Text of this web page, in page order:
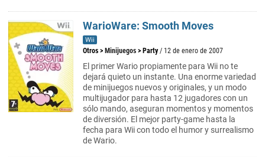
WarioWare: Smooth Moves
Wii
Otros > Minijuegos > Party / 12 de enero de 2007
El primer Wario propiamente para Wii no te
dejará quieto un instante. Una enorme variedad
de minijuegos nuevos y originales, y un modo
multijugador para hasta 12 jugadores con un
sólo mando, aseguran momentos y momentos
de diversión. El mejor party-game hasta la
fecha para Wii con todo el humor y surrealismo
de Wario.